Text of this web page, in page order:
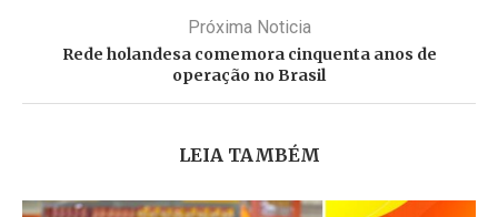
Próxima Noticia
Rede holandesa comemora cinquenta anos de
operação no Brasil
LEIA TAMBÉM